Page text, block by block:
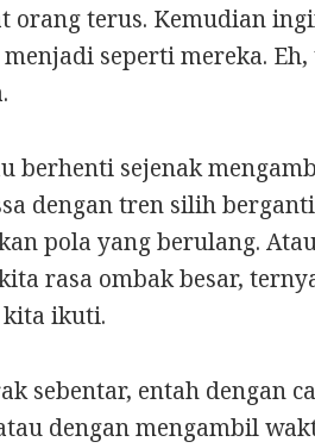
orang terus. Kemudian
seperti mereka.
berhenti sejenak
dengan tren silih
pola yang berulang.
rasa ombak besar,
ikuti.
sebentar, entah dengan
dengan mengambil